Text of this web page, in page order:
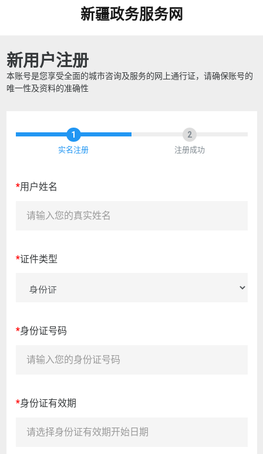
新疆政务服务网
新用户注册
本账号是您享受全面的城市咨询及服务的网上通行证，请确保账号的
唯一性及资料的准确性
1
实名注册
2
注册成功
*用户姓名
*证件类型
*身份证号码
*身份证有效期